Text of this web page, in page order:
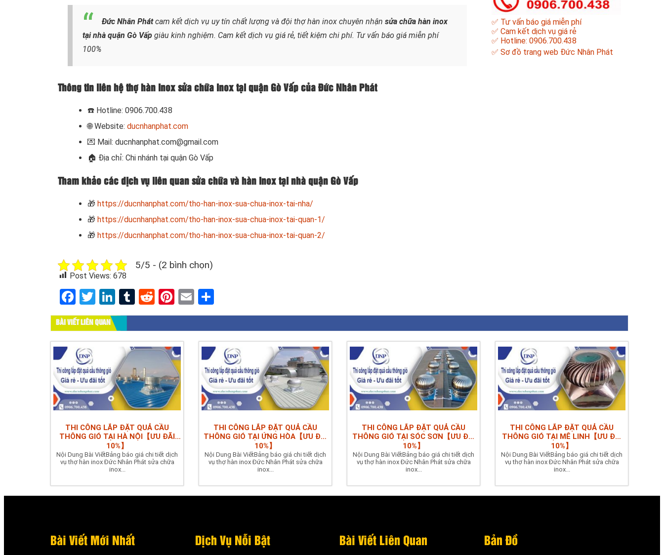
Đức Nhân Phátcam kết dịch vụ uy tín chất lượng và đội thợ hàn inox chuyên nhận sửa chữa hàn inox
tại nhà quận Gò Vấp giàu kinh nghiệm. Cam kết dịch vụ giá rẻ, tiết kiệm chi phí. Tư vấn báo giá miễn phí
100%
Thông tin liên hệ thợ hàn inox sửa chữa inox tại quận Gò Vấp của Đức Nhân Phát
☎️ Hotline: 0906.700.438
🌐 Website: ducnhanphat.com
💌 Mail: ducnhanphat.com@gmail.com
🏠 Địa chỉ: Chi nhánh tại quận Gò Vấp
Tham khảo các dịch vụ liên quan sửa chữa và hàn inox tại nhà quận Gò Vấp
🎁 https://ducnhanphat.com/tho-han-inox-sua-chua-inox-tai-nha/
🎁 https://ducnhanphat.com/tho-han-inox-sua-chua-inox-tai-quan-1/
🎁 https://ducnhanphat.com/tho-han-inox-sua-chua-inox-tai-quan-2/
5/5 - (2 bình chọn)
Post Views: 678
Facebook
TwitterLinkedIn
Tumblr
RedditPinterest
Email
✅ Tư vấn báo giá miễn phí
✅ Cam kết dịch vụ giá rẻ
✅ Hotline: 0906.700.438
✅ Sơ đồ trang web Đức Nhân Phát
BÀI VIẾT LIÊN QUAN
THI CÔNG LẮP ĐẶT QUẢ CẦU
THÔNG GIÓ TẠI HÀ NỘI【ƯU ĐÃI
10%】
Nội Dung Bài ViếtBảng báo giá chi tiết dịch
vụ thợ hàn inox Đức Nhân Phát sửa chữa
inox...
THI CÔNG LẮP ĐẶT QUẢ CẦU
THÔNG GIÓ TẠI ỨNG HÒA【ƯU ĐÃI
10%】
Nội Dung Bài ViếtBảng báo giá chi tiết dịch
vụ thợ hàn inox Đức Nhân Phát sửa chữa
inox...
THI CÔNG LẮP ĐẶT QUẢ CẦU
THÔNG GIÓ TẠI SÓC SƠN【ƯU ĐÃI
10%】
Nội Dung Bài ViếtBảng báo giá chi tiết dịch
vụ thợ hàn inox Đức Nhân Phát sửa chữa
inox...
THI CÔNG LẮP ĐẶT QUẢ CẦU
THÔNG GIÓ TẠI MÊ LINH【ƯU ĐÃI
10%】
Nội Dung Bài ViếtBảng báo giá chi tiết dịch
vụ thợ hàn inox Đức Nhân Phát sửa chữa
inox...
Bài Viết Mới Nhất Dịch Vụ Nỗi Bật Bài Viết Liên Quan Bản Đồ